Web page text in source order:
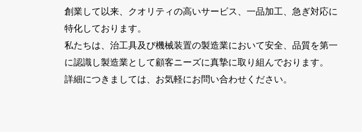
創業して以来、クオリティの高いサービス、一品加工、急ぎ対応に
特化しております。
私たちは、治工具及び機械装置の製造業において安全、品質を第一
に認識し製造業として顧客ニーズに真摯に取り組んでおります。
詳細につきましては、お気軽にお問い合わせください。